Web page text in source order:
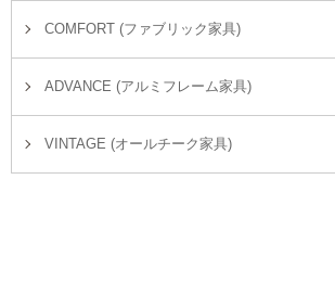
COMFORT (ファブリック家具)
ADVANCE (アルミフレーム家具)
VINTAGE (オールチーク家具)